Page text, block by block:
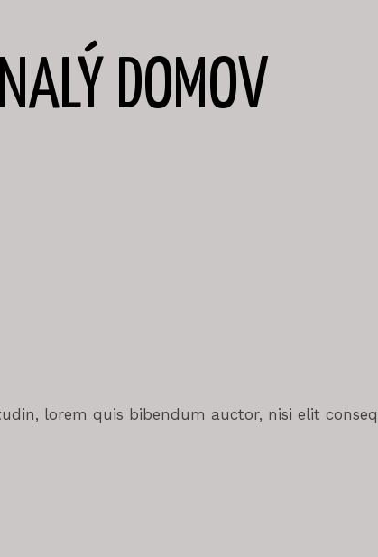
DOMOV
lorem quis bibendum auctor, nisi elit